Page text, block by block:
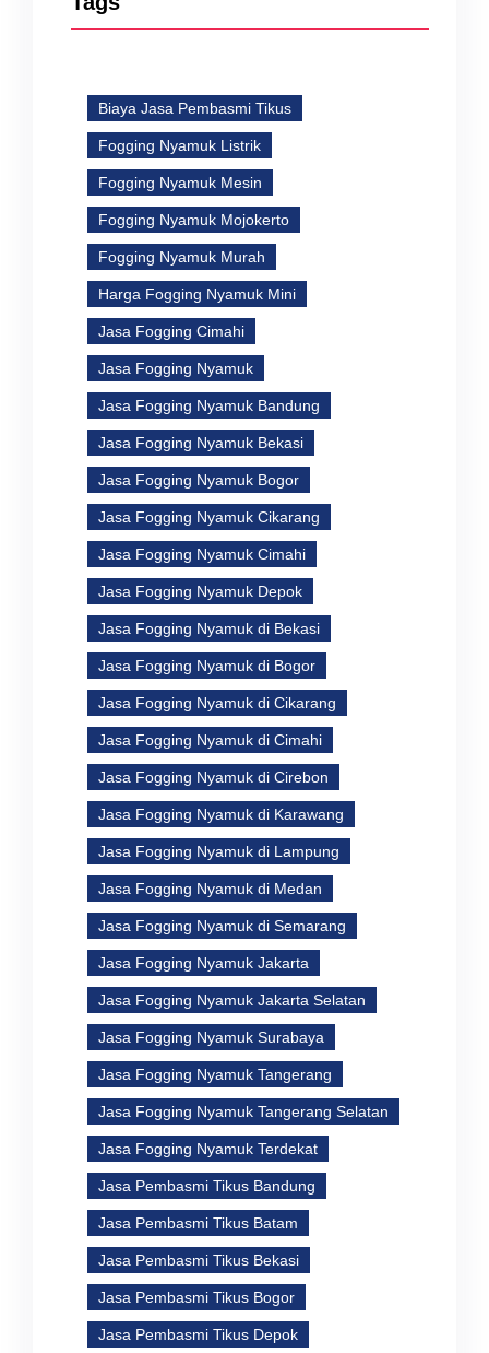
Biaya Jasa Pembasmi Tikus
Fogging Nyamuk Listrik
Fogging Nyamuk Mesin
Fogging Nyamuk Mojokerto
Fogging Nyamuk Murah
Harga Fogging Nyamuk Mini
Jasa Fogging Cimahi
Jasa Fogging Nyamuk
Jasa Fogging Nyamuk Bandung
Jasa Fogging Nyamuk Bekasi
Jasa Fogging Nyamuk Bogor
Jasa Fogging Nyamuk Cikarang
Jasa Fogging Nyamuk Cimahi
Jasa Fogging Nyamuk Depok
Jasa Fogging Nyamuk di Bekasi
Jasa Fogging Nyamuk di Bogor
Jasa Fogging Nyamuk di Cikarang
Jasa Fogging Nyamuk di Cimahi
Jasa Fogging Nyamuk di Cirebon
Jasa Fogging Nyamuk di Karawang
Jasa Fogging Nyamuk di Lampung
Jasa Fogging Nyamuk di Medan
Jasa Fogging Nyamuk di Semarang
Jasa Fogging Nyamuk Jakarta
Jasa Fogging Nyamuk Jakarta Selatan
Jasa Fogging Nyamuk Surabaya
Jasa Fogging Nyamuk Tangerang
Jasa Fogging Nyamuk Tangerang Selatan
Jasa Fogging Nyamuk Terdekat
Jasa Pembasmi Tikus Bandung
Jasa Pembasmi Tikus Batam
Jasa Pembasmi Tikus Bekasi
Jasa Pembasmi Tikus Bogor
Jasa Pembasmi Tikus Depok